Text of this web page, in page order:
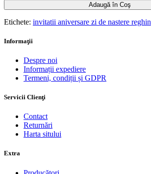
Adaugă în Coş
Etichete: invitatii aniversare zi de nastere reghin
Informaţii
Despre noi
Informații expediere
Termeni, condiții și GDPR
Servicii Clienţi
Contact
Returnări
Harta sitului
Extra